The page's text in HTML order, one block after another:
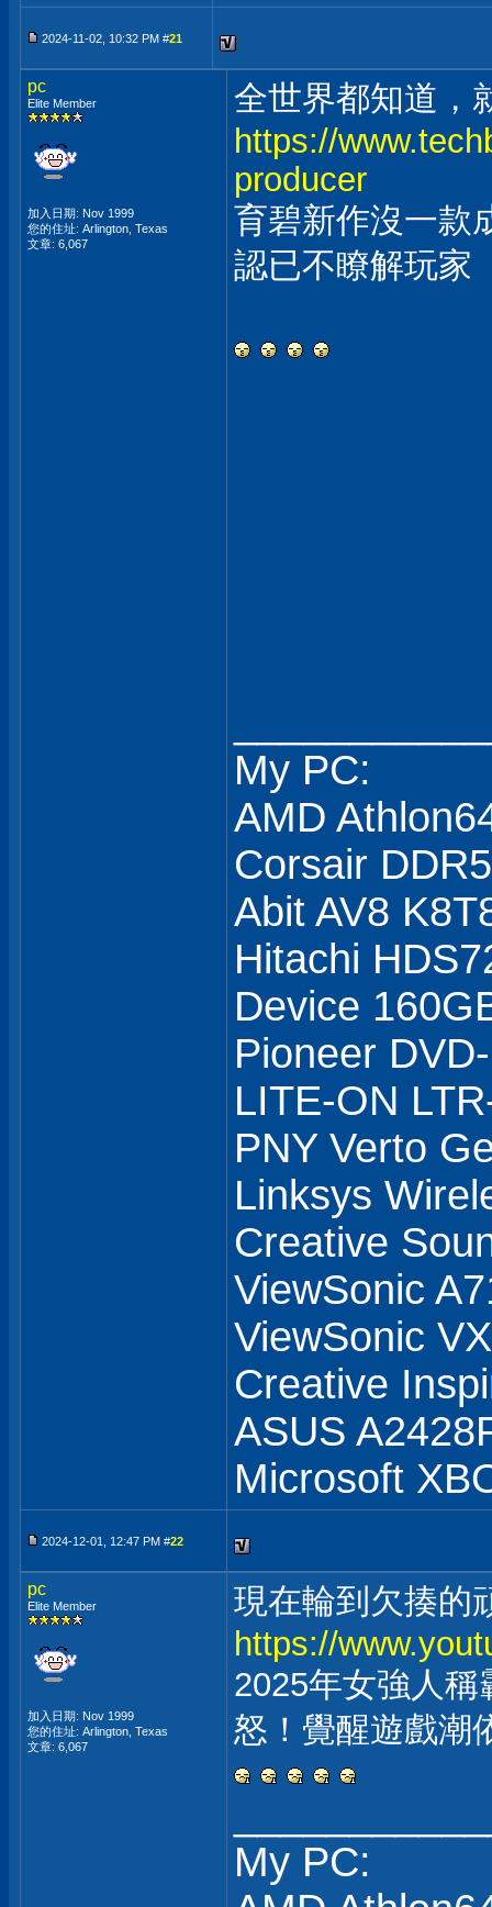
2024-11-02, 10:32 PM #21
pc
Elite Member
加入日期: Nov 1999
您的住址: Arlington, Texas
文章: 6,067
全世界都知道，
https://
producer
育碧新作沒一款
認已不瞭解玩家
My PC:
AMD
Corsair
Abit AV8
Hitachi
Device
Pioneer
LITE-ON
PNY Verto
Linksys
Creative
ViewSonic
ViewSonic
Creative
ASUS
Microsoft
2024-12-01, 12:47 PM #22
pc
Elite Member
加入日期: Nov 1999
您的住址: Arlington, Texas
文章: 6,067
現在輪到欠揍的
https://
2025年女強人
怒！覺醒遊戲潮
My PC: